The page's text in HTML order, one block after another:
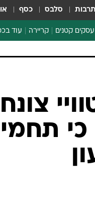
תרבות סלבס כסף
עסקים קטנים קריירה עוד
ספורט